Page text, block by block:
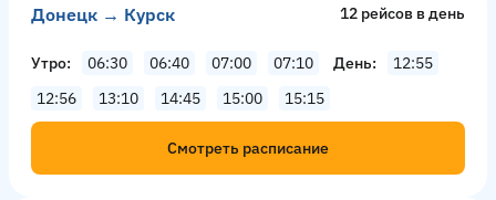
Донецк → Курск 12 рейсов в день
Утро 06:30 06:40 07:00 07:10 День
12:55
12:56
13:10 14:45 15:00 15:15
Смотреть расписание